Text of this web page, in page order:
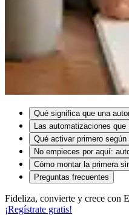
Qué significa que una
Las automatizaciones
Qué activar primero
No empieces por aquí:
Cómo montar la primera
Preguntas frecuentes
Fideliza, convierte y crece con
¡Regístrate gratis!